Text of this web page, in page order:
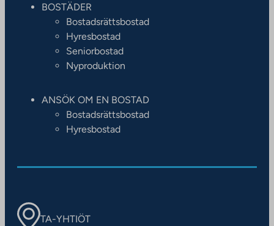
BOSTÄDER
Bostadsrättsbostad
Hyresbostad
Seniorbostad
Nyproduktion
ANSÖK OM EN BOSTAD
Bostadsrättsbostad
Hyresbostad
TA-YHTIÖT